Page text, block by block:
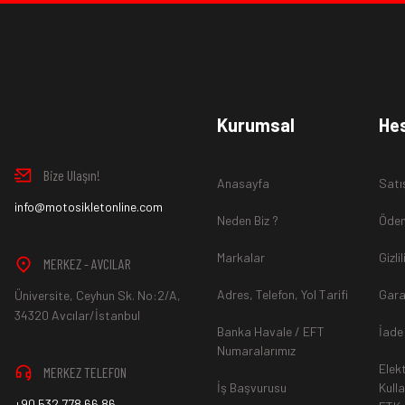
www.MotosikletOnline.com alışveriş sitesinden almış
Aksi durum söz konusu olduğunda
*İade ve Değişim sürecinde ürünlerin "Gönderici Ödemeli”
Ürün mağazamıza ulaştıktan sonra gerekli incelemelerin
Bize Ulaşın!
info@motosikletonline.com
MERKEZ - AVCILAR
Üniversite, Ceyhun Sk. No:2/A,
34320 Avcılar/İstanbul
MERKEZ TELEFON
Kurumsal
Anasayfa
Neden Biz ?
Markalar
Adres, Telefon, Yol Tarifi
Banka Havale / EFT
Numaralarımız
İş Başvurusu
İade